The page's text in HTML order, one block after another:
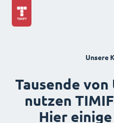
Unsere
Tausende
nutzen
Hier